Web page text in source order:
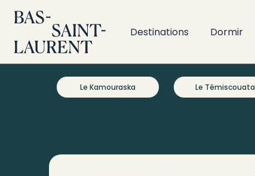
Destinations Dormir
Le Kamouraska Le Témiscouata